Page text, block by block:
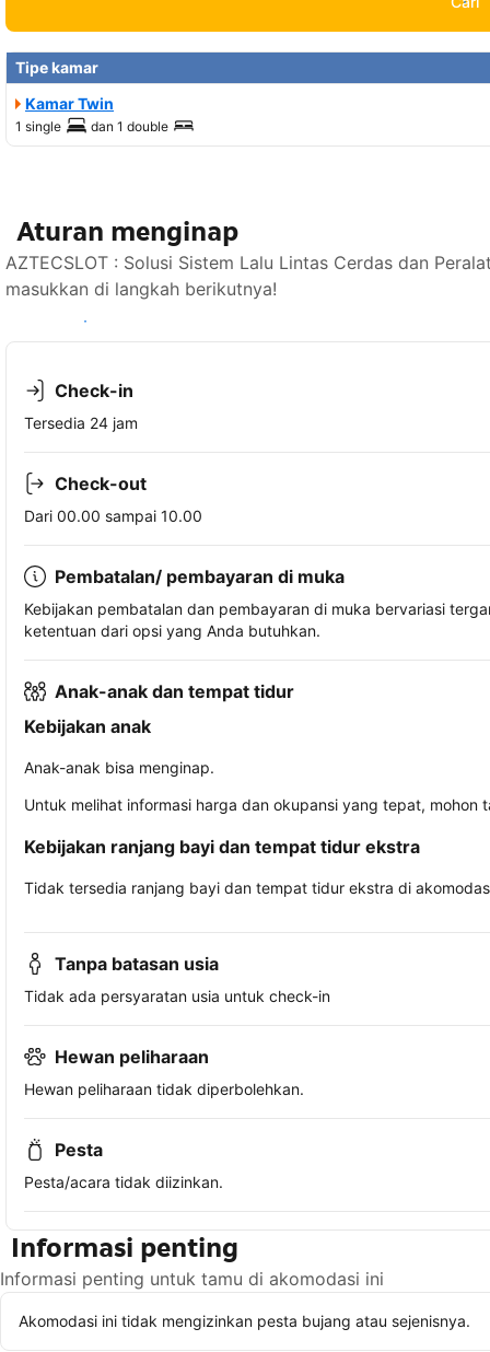
Tipe kamar
Kamar Twin
1 single dan 1 double
Aturan menginap
AZTECSLOT : Solusi Sistem Lalu Lintas Cerdas dan
masukkan di langkah berikutnya!
Lihat ketersediaan
Check-in
Tersedia 24 jam
Check-out
Dari 00.00 sampai 10.00
Pembatalan/ pembayaran di muka
Kebijakan pembatalan dan pembayaran di muka bervariasi
ketentuan dari opsi yang Anda butuhkan.
Anak-anak dan tempat tidur
Kebijakan anak
Anak-anak bisa menginap.
Untuk melihat informasi harga dan okupansi yang tepat,
Kebijakan ranjang bayi dan tempat tidur ekstra
Tidak tersedia ranjang bayi dan tempat tidur ekstra di
Tanpa batasan usia
Tidak ada persyaratan usia untuk check-in
Hewan peliharaan
Hewan peliharaan tidak diperbolehkan.
Pesta
Pesta/acara tidak diizinkan.
Informasi penting
Informasi penting untuk tamu di akomodasi ini
Akomodasi ini tidak mengizinkan pesta bujang atau sejenisnya.